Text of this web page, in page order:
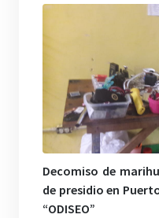
Decomiso de
de presidio en
“ODISEO”